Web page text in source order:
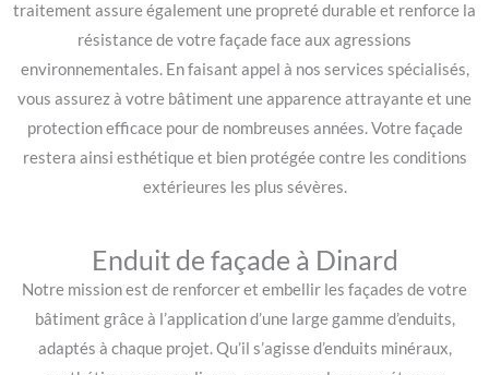
traitement assure également une propreté durable et renforce la
résistance de votre façade face aux agressions
environnementales. En faisant appel à nos services spécialisés,
vous assurez à votre bâtiment une apparence attrayante et une
protection efficace pour de nombreuses années. Votre façade
restera ainsi esthétique et bien protégée contre les conditions
extérieures les plus sévères.
Enduit de façade à Dinard
Notre mission est de renforcer et embellir les façades de votre
bâtiment grâce à l’application d’une large gamme d’enduits,
adaptés à chaque projet. Qu’il s’agisse d’enduits minéraux,